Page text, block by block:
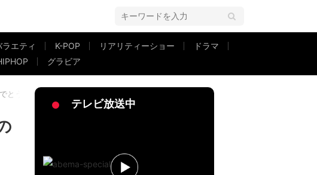
ラエティ K-POP リアリティーショー
ドラマ
グラビア
とう」
テレビ放送中